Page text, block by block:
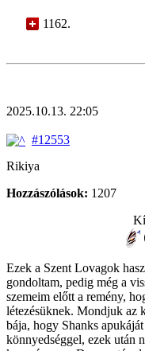
1162.
2025.10.13. 22:05
#12553
Rikiya
Hozzászólások: 1207
Ezek a Szent Lovagok
gondoltam, pedig még a
szemeim előtt a remény,
létezésüknek. Mondjuk az
bája, hogy Shanks
könnyedséggel, ezek után